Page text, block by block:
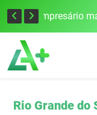
Edital para construção de ponte entre Itapiranga e Barra do Guarita deve ser lançado no segundo semestre
Rio Grande